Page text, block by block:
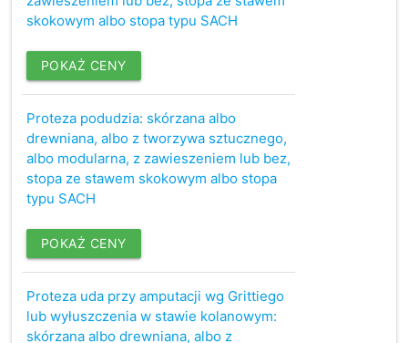
skokowym albo stopa typu SACH
POKAŻ CENY
Proteza podudzia: skórzana albo
drewniana, albo z tworzywa sztucznego,
albo modularna, z zawieszeniem lub bez,
stopa ze stawem skokowym albo stopa
typu SACH
POKAŻ CENY
Proteza uda przy amputacji wg Grittiego
lub wyłuszczenia w stawie kolanowym:
skórzana albo drewniana, albo z